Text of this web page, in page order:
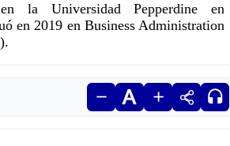
la Universidad Pepperdine en
en 2019 en Business Administration